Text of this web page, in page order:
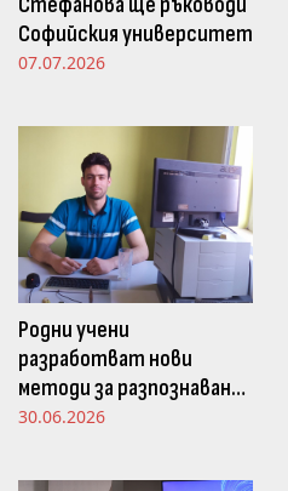
Софийския университет
07.07.2026
Родни учени
разработват нови
методи за разпознаване
и следене на емоциите
погледа
30.06.2026